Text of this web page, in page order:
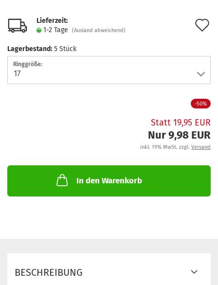
Lieferzeit:
1-2 Tage
(Ausland abweichend)
Lagerbestand: 5 Stück
Ringgröße:
-50%
Statt 19,95 EUR
Nur 9,98 EUR
inkl. 19% MwSt. zzgl. Versand
In den Warenkorb
BESCHREIBUNG